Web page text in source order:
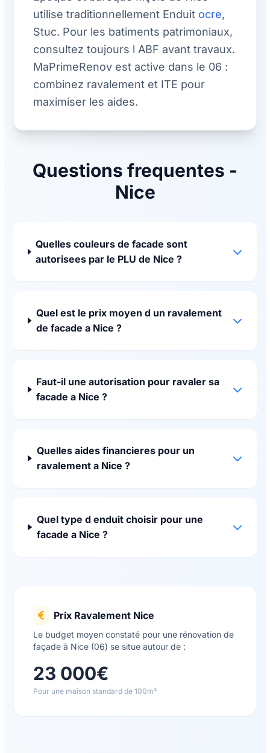
utilise traditionnellement Enduit ocre,
Stuc. Pour les batiments patrimoniaux,
consultez toujours l ABF avant travaux.
MaPrimeRenov est active dans le 06 :
combinez ravalement et ITE pour
maximiser les aides.
Questions frequentes -
Nice
Quelles couleurs de facade sont
autorisees par le PLU de Nice ?
Quel est le prix moyen d un ravalement
de facade a Nice ?
Faut-il une autorisation pour ravaler sa
facade a Nice ?
Quelles aides financieres pour un
ravalement a Nice ?
Quel type d enduit choisir pour une
facade a Nice ?
Prix Ravalement Nice
Le budget moyen constaté pour une rénovation de
façade à Nice (06) se situe autour de :
23 000€
Pour une maison standard de 100m²